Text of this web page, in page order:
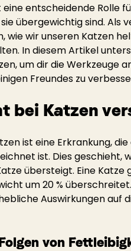
eine entscheidende Rolle
übergewichtig sind. Als
wie wir unseren Katzen
In diesem Artikel
um dir die Werkzeuge
Freundes zu
bei Katzen
ist eine Erkrankung,
ist. Dies geschieht,
übersteigt. Eine
um 20 %
Auswirkungen auf
von